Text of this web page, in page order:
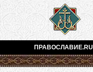
ПРАВОСЛАВИЕ.RU